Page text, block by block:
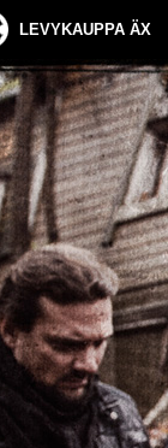
LEVYKAUPPA ÄX